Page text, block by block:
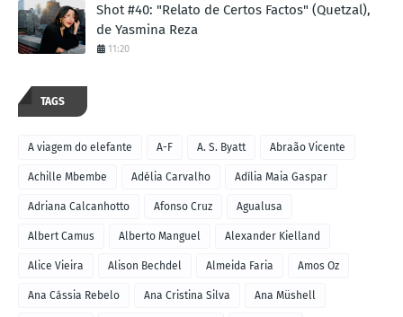
Shot #40: "Relato de Certos Factos" (Quetzal),
de Yasmina Reza
11:20
TAGS
A viagem do elefante A-F A. S. Byatt Abraão Vicente
Achille Mbembe Adélia Carvalho Adília Maia Gaspar
Adriana Calcanhotto Afonso Cruz Agualusa
Albert Camus Alberto Manguel Alexander Kielland
Alice Vieira Alison Bechdel Almeida Faria Amos Oz
Ana Cássia Rebelo Ana Cristina Silva Ana Müshell